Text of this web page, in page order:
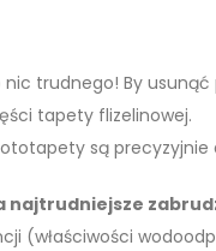
trudnego! By
tapety flizelinowej.
są
najtrudniejsze
(właściwości